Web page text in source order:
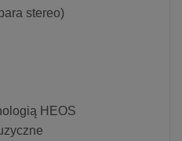
stereo)
HEOS